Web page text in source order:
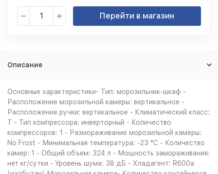
Перейти в магазин
Описание
Основные характеристики- Тип: морозильник-шкаф -
Расположение морозильной камеры: вертикальное -
Расположение ручки: вертикальное - Климатический класс:
T - Тип компрессора: инверторный - Количество
компрессоров: 1 - Размораживание морозильной камеры:
No Frost - Минимальная температура: -23 °C - Количество
камер: 1 - Общий объем: 324 л - Мощность замораживания:
нет кг/сутки - Уровень шума: 38 дБ - Хладагент: R600a